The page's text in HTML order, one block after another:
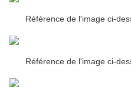
Référence de l'image ci-
Référence de l'image ci-